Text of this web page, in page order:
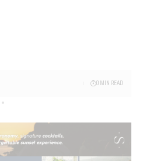
0 MIN READ